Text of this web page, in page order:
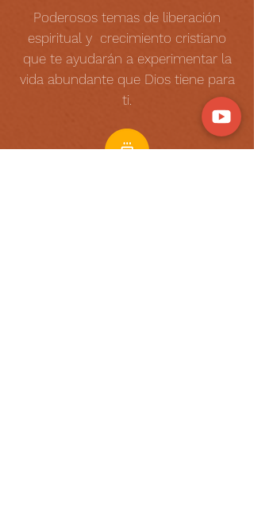
Poderosos temas de liberación
espiritual y crecimiento cristiano
que te ayudarán a experimentar la
vida abundante que Dios tiene para
ti.